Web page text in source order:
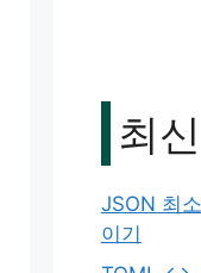
최
JSON 최
이기